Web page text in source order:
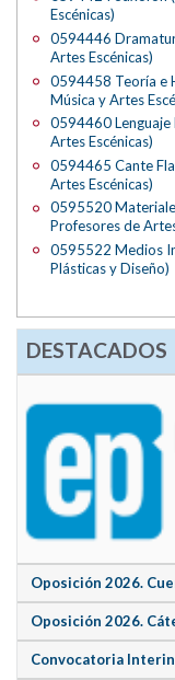
Escénicas)
0594446
Artes Escénicas)
0594458 Teoría e
Música y Artes
0594460 Lenguaje
Artes Escénicas)
0594465 Cante
Artes Escénicas)
0595520
Profesores de
0595522 Medios
Plásticas y Diseño)
DESTACADOS
Oposición 2026.
Oposición 2026.
Convocatoria